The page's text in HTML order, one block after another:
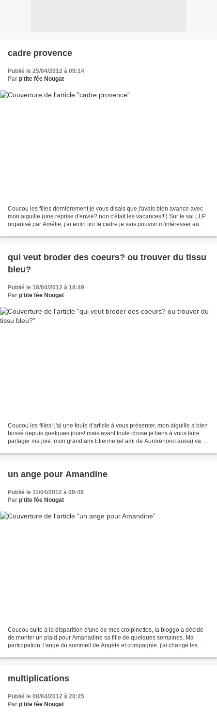
cadre provence
Publié le 25/04/2012 à 09:14
Par p'tite fée Nougat
Coucou les filles dernièrement je vous disais que j'avais bien avancé avec
mon aiguille (une reprise d'envie? non c'était les vacances!!!) Sur le sal LLP
organisé par Amélie, j'ai enfin fini le cadre je vais pouvoir m'intéresser au
qui veut broder des coeurs? ou trouver du tissu
bleu?
Publié le 18/04/2012 à 18:49
Par p'tite fée Nougat
Coucou les filles! j'ai une foule d'article à vous présenter, mon aiguille a bien
bossé depuis quelques jours! mais avant toute chose je tiens à vous faire
partager ma joie: mon grand ami Etienne (et ami de Aurorenono aussi) va se
un ange pour Amandine
Publié le 11/04/2012 à 09:49
Par p'tite fée Nougat
Coucou suite à la disparition d'une de mes croipinettes, la bloggo a décidé
de monter un plaid pour Amanadine sa fille de quelques semaines. Ma
participation: l'ange du sommeil de Angèle et compagnie. j'ai changé les
multiplications
Publié le 08/04/2012 à 20:25
Par p'tite fée Nougat